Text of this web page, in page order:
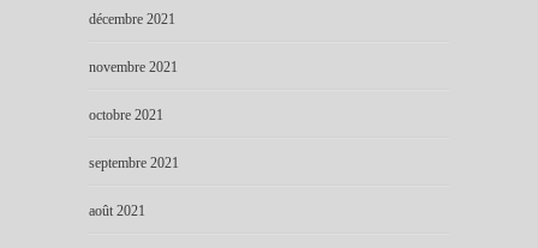
décembre 2021
novembre 2021
octobre 2021
septembre 2021
août 2021